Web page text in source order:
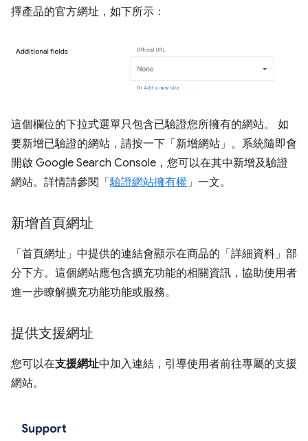
擇產品的官方網址，如下所示：
這個欄位的下拉式選單只包含已驗證您所擁有的網站。 如
要新增已驗證的網站，請按一下「新增網站」 。系統隨即會
開啟 Google Search Console，您可以在其中新增及驗證
網站。詳情請參閱「驗證網站擁有權」一文。
新增首頁網址
「首頁網址」 中提供的連結會顯示在商品的「詳細資料」 部
分下方。這個網站應包含擴充功能的相關資訊，協助使用者
進一步瞭解擴充功能功能或服務。
提供支援網址
您可以在支援網址中加入連結，引導使用者前往專屬的支援
網站。